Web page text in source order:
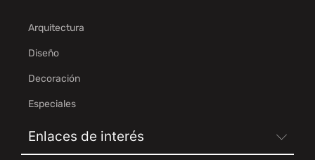
Arquitectura
Diseño
Decoración
Especiales
Enlaces de interés